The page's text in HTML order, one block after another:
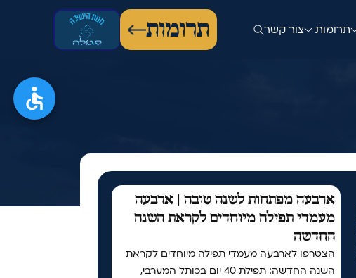
תרומות צור קשר תרומות
ארבעה מפתחות לשנה טובה | ארבעה
מעמדי תפילה מיוחדים לקראת השנה
החדשה
הצטרפו לארבעה מעמדי תפילה מיוחדים לקראת
השנה החדשה: תפילת 40 יום בכותל המערבי,